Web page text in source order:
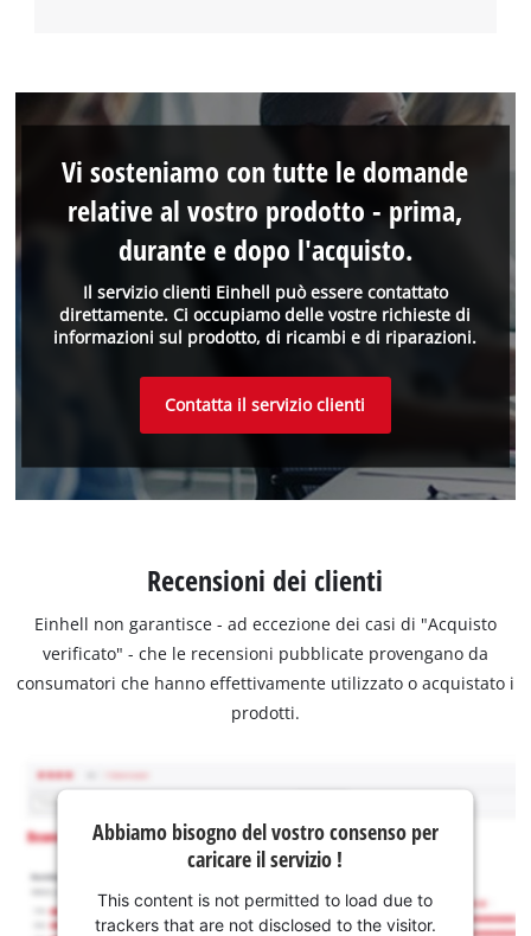
Il servizio clienti Einhell può essere contattato
direttamente. Ci occupiamo delle vostre richieste di
informazioni sul prodotto, di ricambi e di riparazioni.
Vi sosteniamo con tutte le domande
relative al vostro prodotto - prima,
durante e dopo l'acquisto.
Contatta il servizio clienti
Recensioni dei clienti
Einhell non garantisce - ad eccezione dei casi di "Acquisto
verificato" - che le recensioni pubblicate provengano da
consumatori che hanno effettivamente utilizzato o acquistato i
prodotti.
Abbiamo bisogno del vostro consenso per
caricare il servizio !
This content is not permitted to load due to
trackers that are not disclosed to the visitor.